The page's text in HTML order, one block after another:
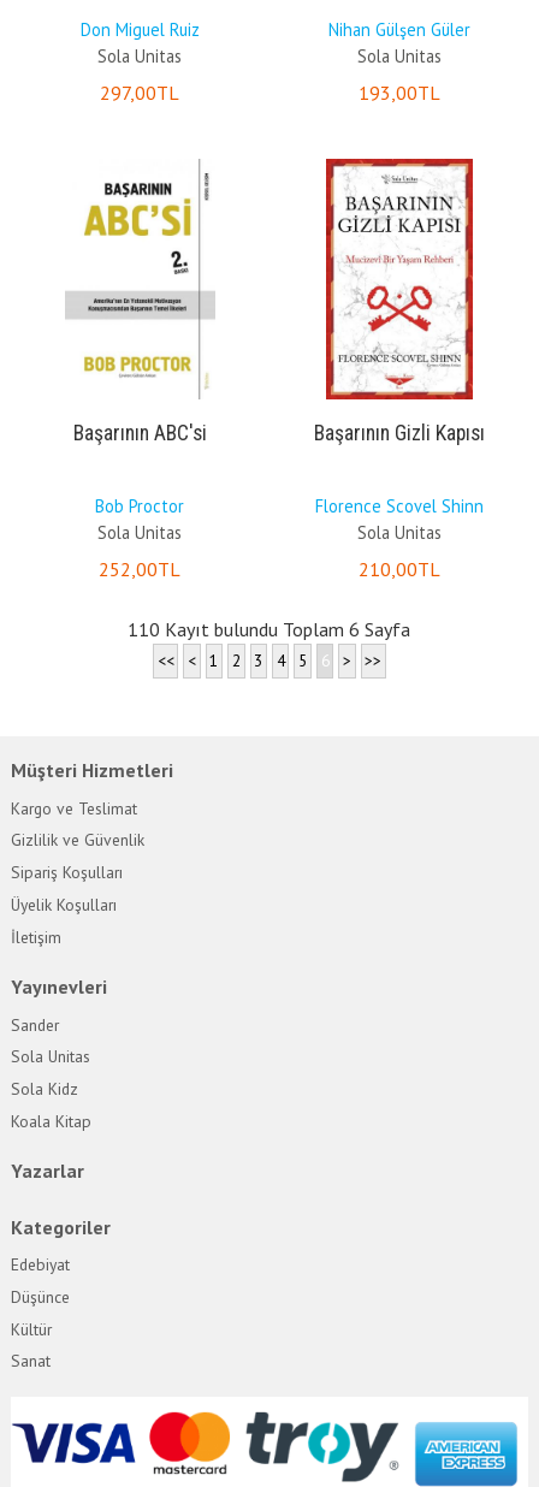
Don Miguel Ruiz
Sola Unitas
297,00TL
Nihan Gülşen Güler
Sola Unitas
193 ,00TL
Başarının ABC'si
Bob Proctor
Sola Unitas
252 ,00TL
Başarının Gizli Kapısı
Florence Scovel Shinn
Sola Unitas
210 ,00TL
110 Kayıt bulundu Toplam 6 Sayfa
<< < 1 2 3 4 5 6 > >>
Müşteri Hizmetleri
Kargo ve Teslimat
Gizlilik ve Güvenlik
Sipariş Koşulları
Üyelik Koşulları
İletişim
Yayınevleri
Sander
Sola Unitas
Sola Kidz
Koala Kitap
Yazarlar
Kategoriler
Edebiyat
Düşünce
Kültür
Sanat